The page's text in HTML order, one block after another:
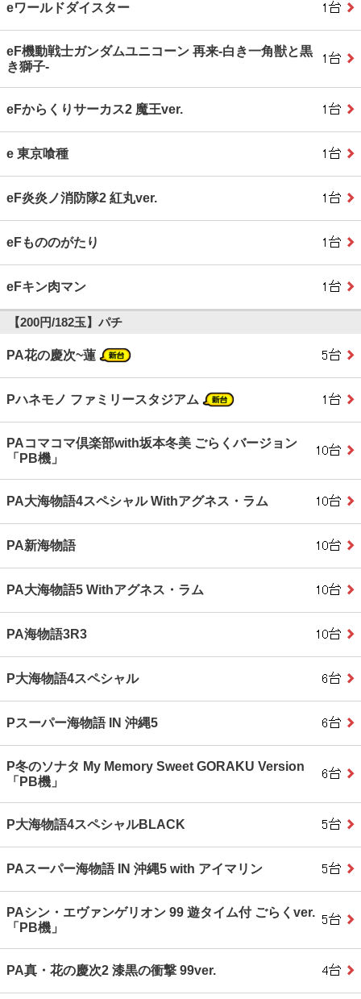
eワールドダイスター
eF機動戦士ガンダムユニコーン 再来‐白き一角獣と黒
き獅子‐
eFからくりサーカス2 魔王ver.
e 東京喰種
eF炎炎ノ消防隊2 紅丸ver.
eFもののがたり
eFキン肉マン
【200円/182玉】パチ
PA花の慶次~蓮
Pハネモノ ファミリースタジアム
PAコマコマ倶楽部with坂本冬美 ごらくバージョン
「PB機」
PA大海物語4スペシャル Withアグネス・ラム
PA新海物語
PA大海物語5 Withアグネス・ラム
PA海物語3R3
P大海物語4スペシャル
Pスーパー海物語 IN 沖縄5
P冬のソナタ My Memory Sweet GORAKU Version
「PB機」
P大海物語4スペシャルBLACK
PAスーパー海物語 IN 沖縄5 with アイマリン
PAシン・エヴァンゲリオン 99 遊タイム付 ごらくver.
「PB機」
PA真・花の慶次2 漆黒の衝撃 99ver.